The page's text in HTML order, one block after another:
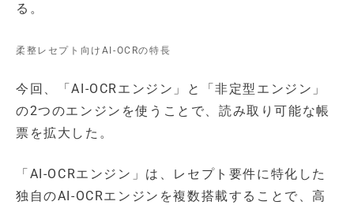
る。
柔整レセプト向けAI-OCRの特長
今回、「AI-OCRエンジン」と「非定型エンジン」
の2つのエンジンを使うことで、読み取り可能な帳
票を拡大した。
「AI-OCRエンジン」は、レセプト要件に特化した
独自のAI-OCRエンジンを複数搭載することで、高